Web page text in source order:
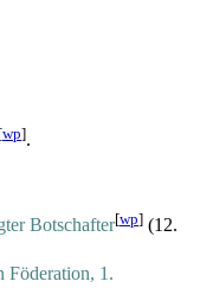
[wp].
Botschafter[wp] (12.
Föderation, 1.